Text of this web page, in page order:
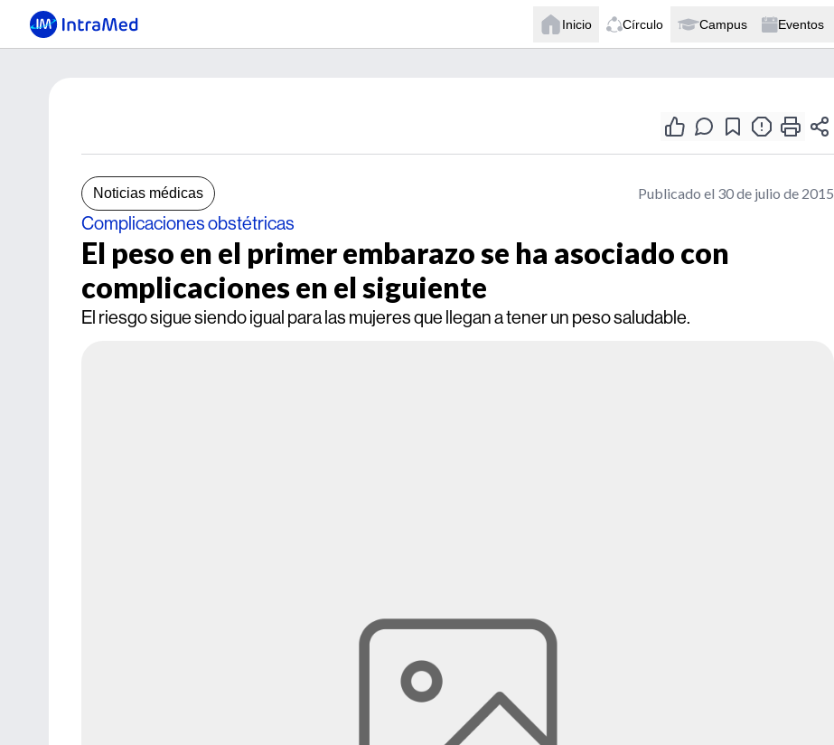
Inicio Círculo Campus Eventos
Noticias médicas Publicado el 30 de julio de 2015
Complicaciones obstétricas
El peso en el primer embarazo se ha asociado con
complicaciones en el siguiente
El riesgo sigue siendo igual para las mujeres que llegan a tener un peso saludable.